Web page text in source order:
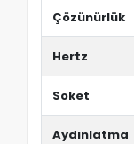
Çözünürlük
Hertz
Soket
Aydınlatma